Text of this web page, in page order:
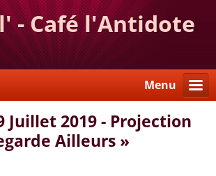
- Café l'Antidote
Menu
Juillet 2019 - Projection
Ailleurs »